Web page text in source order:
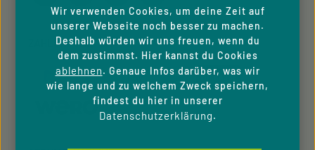
ZAHLUNGSARTEN
Wir verwenden Cookies, um deine Zeit auf
unserer Webseite noch besser zu machen.
Deshalb würden wir uns freuen, wenn du
dem zustimmst. Hier kannst du Cookies
ablehnen. Genaue Infos darüber, was wir
wie lange und zu welchem Zweck speichern,
findest du hier in unserer
Datenschutzerklärung.